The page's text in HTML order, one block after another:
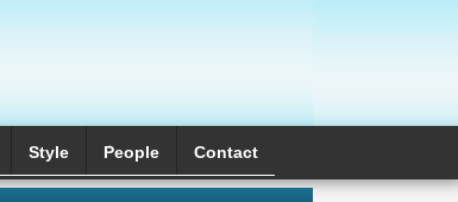
Style َPeople Contact